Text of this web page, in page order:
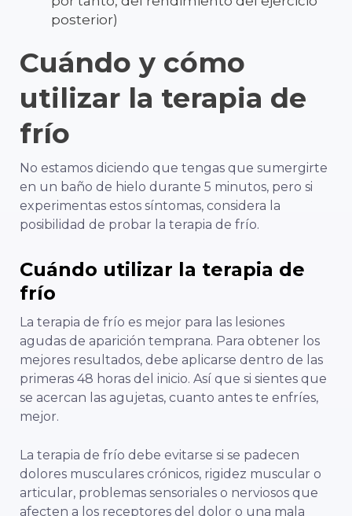
posterior)
Cuándo y cómo
utilizar la terapia de
frío
No estamos diciendo que tengas que sumergirte
en un baño de hielo durante 5 minutos, pero si
experimentas estos síntomas, considera la
posibilidad de probar la terapia de frío.
Cuándo utilizar la terapia de
frío
La terapia de frío es mejor para las lesiones
agudas de aparición temprana. Para obtener los
mejores resultados, debe aplicarse dentro de las
primeras 48 horas del inicio. Así que si sientes que
se acercan las agujetas, cuanto antes te enfríes,
mejor.
La terapia de frío debe evitarse si se padecen
dolores musculares crónicos, rigidez muscular o
articular, problemas sensoriales o nerviosos que
afecten a los receptores del dolor o una mala